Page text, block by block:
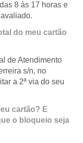
8 às 17 horas e
do meu cartão
de Atendimento
s/n, no
a 2ª via do seu
cartão? E
o bloqueio seja